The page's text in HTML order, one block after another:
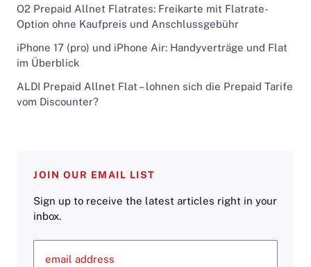
O2 Prepaid Allnet Flatrates: Freikarte mit Flatrate-
Option ohne Kaufpreis und Anschlussgebühr
iPhone 17 (pro) und iPhone Air: Handyverträge und Flat
im Überblick
ALDI Prepaid Allnet Flat – lohnen sich die Prepaid Tarife
vom Discounter?
JOIN OUR EMAIL LIST
Sign up to receive the latest articles right in your
inbox.
email address